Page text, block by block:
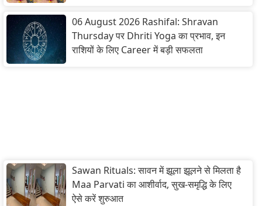
06 August 2026 Rashifal: Shravan
Thursday पर Dhriti Yoga का प्रभाव, इन
राशियों के लिए Career में बड़ी सफलता
Sawan Rituals: सावन में झूला झूलने से मिलता है
Maa Parvati का आशीर्वाद, सुख-समृद्धि के लिए
ऐसे करें शुरुआत